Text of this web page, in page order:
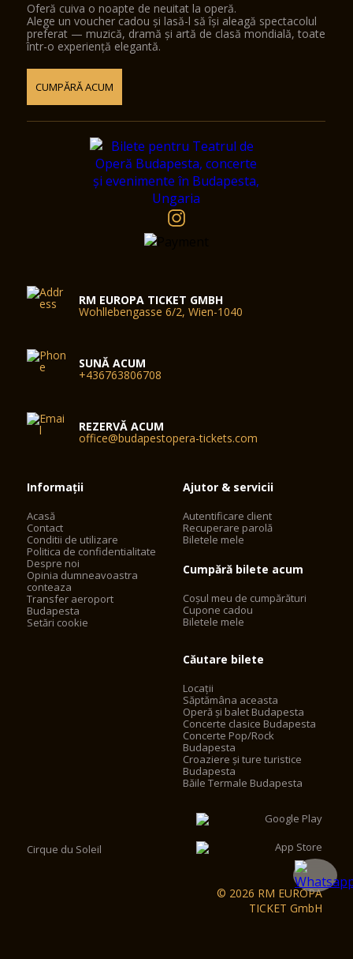
Oferă cuiva o noapte de neuitat la operă.
Alege un voucher cadou și lasă-l să își aleagă spectacolul
preferat — muzică, dramă și artă de clasă mondială, toate
într-o experiență elegantă.
CUMPĂRĂ ACUM
RM EUROPA TICKET GMBH
Wohllebengasse 6/2, Wien-1040
SUNĂ ACUM
+436763806708
REZERVĂ ACUM
office@budapestopera-tickets.com
Informații
Acasă
Contact
Conditii de utilizare
Politica de confidentialitate
Despre noi
Opinia dumneavoastra
conteaza
Transfer aeroport
Budapesta
Setări cookie
Ajutor & servicii
Autentificare client
Recuperare parolă
Biletele mele
Cumpără bilete acum
Coșul meu de cumpărături
Cupone cadou
Biletele mele
Căutare bilete
Locații
Săptămâna aceasta
Operă și balet Budapesta
Concerte clasice Budapesta
Concerte Pop/Rock
Budapesta
Croaziere și ture turistice
Budapesta
Băile Termale Budapesta
Cirque du Soleil
© 2026 RM EUROPA
TICKET GmbH